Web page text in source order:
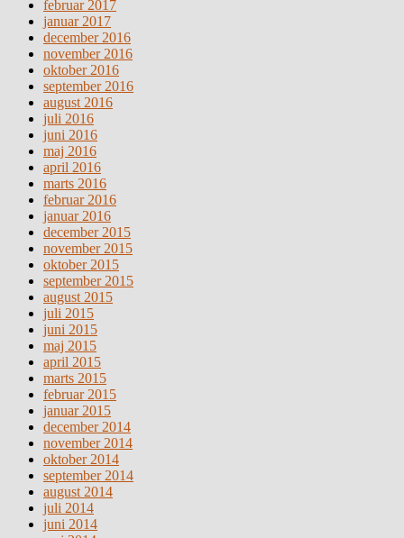
februar 2017
januar 2017
december 2016
november 2016
oktober 2016
september 2016
august 2016
juli 2016
juni 2016
maj 2016
april 2016
marts 2016
februar 2016
januar 2016
december 2015
november 2015
oktober 2015
september 2015
august 2015
juli 2015
juni 2015
maj 2015
april 2015
marts 2015
februar 2015
januar 2015
december 2014
november 2014
oktober 2014
september 2014
august 2014
juli 2014
juni 2014